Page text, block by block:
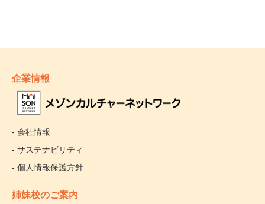
企業情報
- 会社情報
- サステナビリティ
- 個人情報保護方針
姉妹校のご案内